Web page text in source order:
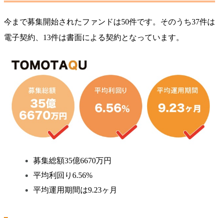
今まで募集開始されたファンドは50件です。そのうち37件は
電子契約、13件は書面による契約となっています。
募集総額35億6670万円
平均利回り6.56%
平均運用期間は9.23ヶ月